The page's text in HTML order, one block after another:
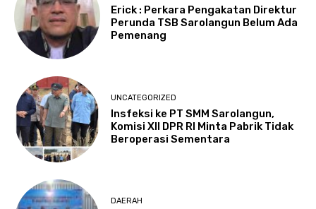
Erick : Perkara Pengakatan Direktur
Perunda TSB Sarolangun Belum Ada
Pemenang
UNCATEGORIZED
Insfeksi ke PT SMM Sarolangun,
Komisi XII DPR RI Minta Pabrik Tidak
Beroperasi Sementara
DAERAH